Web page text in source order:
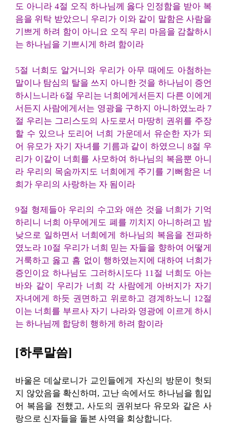
도 아니라 4절 오직 하나님께 옳다 인정함을 받아 복
음을 위탁 받았으니 우리가 이와 같이 말함은 사람을
기쁘게 하려 함이 아니요 오직 우리 마음을 감찰하시
는 하나님을 기쁘시게 하려 함이라
5절 너희도 알거니와 우리가 아무 때에도 아첨하는
말이나 탐심의 탈을 쓰지 아니한 것을 하나님이 증언
하시느니라 6절 우리는 너희에게서든지 다른 이에게
서든지 사람에게서는 영광을 구하지 아니하였노라 7
절 우리는 그리스도의 사도로서 마땅히 권위를 주장
할 수 있으나 도리어 너희 가운데서 유순한 자가 되
어 유모가 자기 자녀를 기름과 같이 하였으니 8절 우
리가 이같이 너희를 사모하여 하나님의 복음뿐 아니
라 우리의 목숨까지도 너희에게 주기를 기뻐함은 너
희가 우리의 사랑하는 자 됨이라
9절 형제들아 우리의 수고와 애쓴 것을 너희가 기억
하리니 너희 아무에게도 폐를 끼치지 아니하려고 밤
낮으로 일하면서 너희에게 하나님의 복음을 전파하
였노라 10절 우리가 너희 믿는 자들을 향하여 어떻게
거룩하고 옳고 흠 없이 행하였는지에 대하여 너희가
증인이요 하나님도 그러하시도다 11절 너희도 아는
바와 같이 우리가 너희 각 사람에게 아버지가 자기
자녀에게 하듯 권면하고 위로하고 경계하노니 12절
이는 너희를 부르사 자기 나라와 영광에 이르게 하시
는 하나님께 합당히 행하게 하려 함이라
[하루말씀]
바울은 데살로니가 교인들에게 자신의 방문이 헛되
지 않았음을 확신하며, 고난 속에서도 하나님을 힘입
어 복음을 전했고, 사도의 권위보다 유모와 같은 사
랑으로 신자들을 돌본 사역을 회상합니다.